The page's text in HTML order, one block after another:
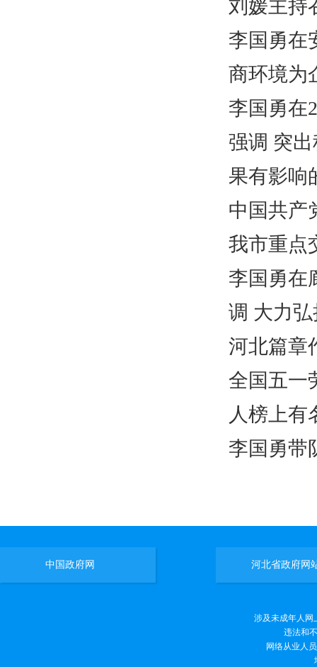
刘媛主持
李国勇在
商环境为
李国勇在
强调 突
果有影响
中国共产
我市重点
李国勇在
调 大力
河北篇章
全国五一
人榜上有
李国勇带
中国政府网 河北省政府网
涉及未成年人网
违法和
网络从业人